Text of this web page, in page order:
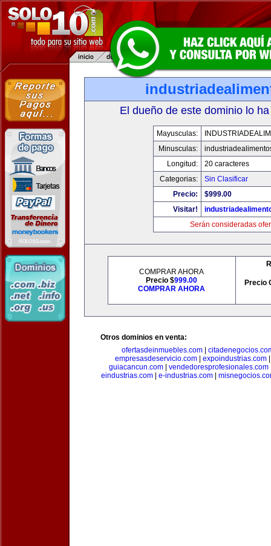
El dueño de este dominio lo
Mayusculas:
Minusculas:
Longitud:
20 caracteres
Categorias:
Sin Clasificar
Precio:
$999.00
Visitar!
Serán consideradas
COMPRAR AHORA
Precio $999.00
COMPRAR AHORA
Precio
Otros dominios en venta:
ofertasdeinmuebles.com
empresasdeservicio.com
expoindustrias.com
guiacancun.com| vendedoresprofesionales.com
eindustrias.com
e-industrias.com